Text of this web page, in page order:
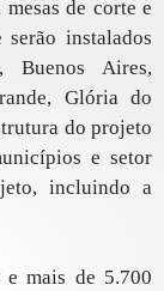
de corte e
instalados
Buenos Aires,
Glória do
do projeto
e setor
incluindo a
mais de 5.700